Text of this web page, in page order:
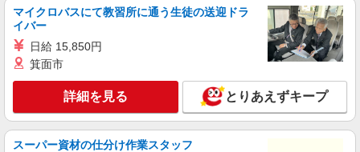
派遣社員
株式会社kotrio /●YK-H-2014062
高収入を目指したい方必見！未経験でも日収
時給1600円〜2250円 ＜日払い有/週払い有/交
通費全支給(ガソリン代含む)＞
秦野市【最寄り駅：渋沢駅すぐ】
マイクロバスにて教習所に通う生徒の送迎ドラ
イバー
日給 15,850円
箕面市
詳細を見る とりあえずキープ
スーパー資材の仕分け作業スタッフ